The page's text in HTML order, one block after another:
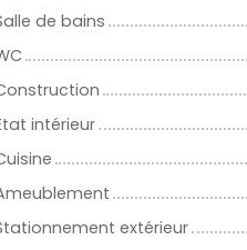
de bains
intérieur
extérieur